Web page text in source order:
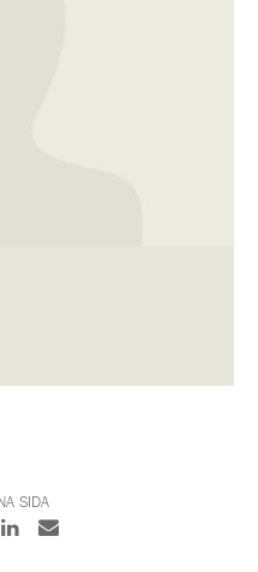
SIDA
X
Dela på Linkedin
Dela med E-post